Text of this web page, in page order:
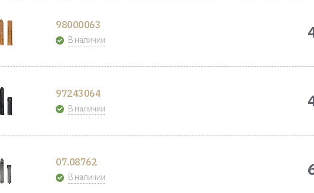
98000063
В наличии
97243064
В наличии
07.08762
В наличии